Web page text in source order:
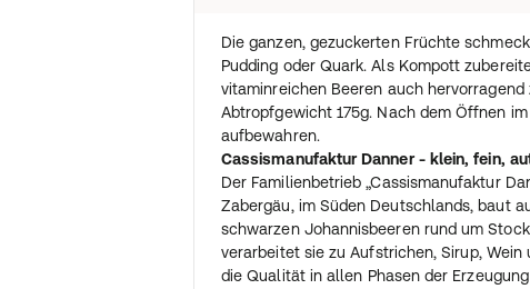
Die ganzen, gezuckerten Früchte
Pudding oder Quark. Als Kompott
vitaminreichen Beeren auch
Abtropfgewicht 175g. Nach dem Öffnen
aufbewahren.
Cassismanufaktur Danner - klein, fein,
Der Familienbetrieb „Cassismanufaktur
Zabergäu, im Süden Deutschlands, baut
schwarzen Johannisbeeren rund um
verarbeitet sie zu Aufstrichen, Sirup, Wein
die Qualität in allen Phasen der